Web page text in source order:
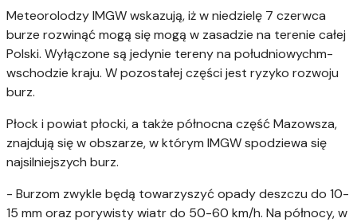
Meteorolodzy IMGW wskazują, iż w niedzielę 7 czerwca
burze rozwinąć mogą się mogą w zasadzie na terenie całej
Polski. Wyłączone są jedynie tereny na południowychm-
wschodzie kraju. W pozostałej części jest ryzyko rozwoju
burz.
Płock i powiat płocki, a także północna część Mazowsza,
znajdują się w obszarze, w którym IMGW spodziewa się
najsilniejszych burz.
- Burzom zwykle będą towarzyszyć opady deszczu do 10-
15 mm oraz porywisty wiatr do 50-60 km/h. Na północy, w